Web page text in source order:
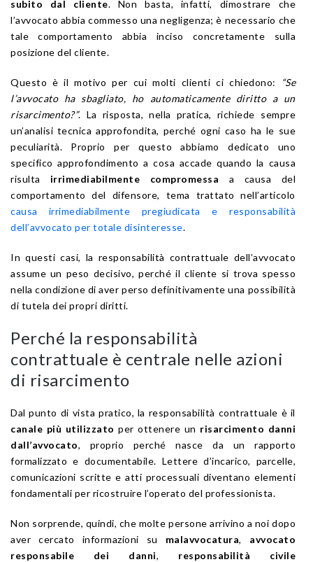
subito dal cliente. Non basta, infatti, dimostrare che
l’avvocato abbia commesso una negligenza; è necessario che
tale comportamento abbia inciso concretamente sulla
posizione del cliente.
Questo è il motivo per cui molti clienti ci chiedono:
“Se
l’avvocato ha sbagliato, ho automaticamente diritto a un
risarcimento?”. La risposta, nella pratica, richiede sempre
un’analisi tecnica approfondita, perché ogni caso ha le sue
peculiarità. Proprio per questo abbiamo dedicato uno
specifico approfondimento a cosa accade quando la causa
risulta irrimediabilmente compromessa a causa del
comportamento del difensore, tema trattato nell’articolo
causa irrimediabilmente pregiudicata e responsabilità
dell’avvocato per totale disinteresse.
In questi casi, la responsabilità contrattuale dell’avvocato
assume un peso decisivo, perché il cliente si trova spesso
nella condizione di aver perso definitivamente una possibilità
di tutela dei propri diritti.
Perché la responsabilità
contrattuale è centrale nelle azioni
di risarcimento
Dal punto di vista pratico, la responsabilità contrattuale è il
canale più utilizzato per ottenere un risarcimento danni
dall’avvocato, proprio perché nasce da un rapporto
formalizzato e documentabile. Lettere d’incarico, parcelle,
comunicazioni scritte e atti processuali diventano elementi
fondamentali per ricostruire l’operato del professionista.
Non sorprende, quindi, che molte persone arrivino a noi dopo
aver cercato informazioni su malavvocatura, avvocato
responsabile dei danni, responsabilità civile